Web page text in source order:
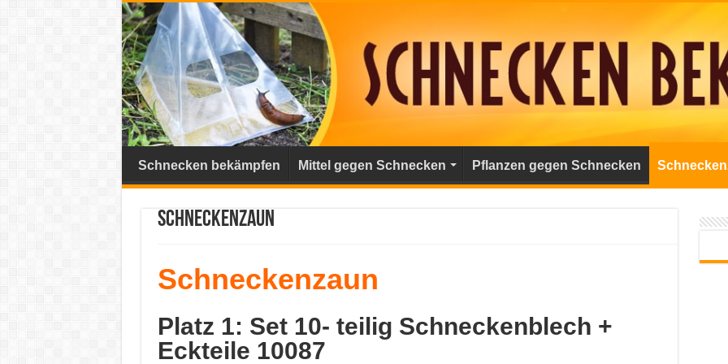
Schnecken bekämpfen Mittel gegen Schnecken Pflanzen gegen Schnecken
Schneckenzaun
Schneckenzaun
Platz 1: Set 10- teilig Schneckenblech +
Eckteile 10087